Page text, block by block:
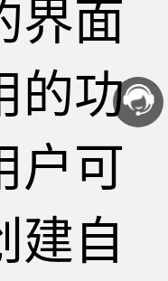
界面
的功
户可
建自